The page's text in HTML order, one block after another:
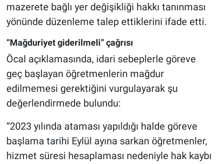
mazerete bağlı yer değişikliği hakkı tanınması
yönünde düzenleme talep ettiklerini ifade etti.
“Mağduriyet giderilmeli” çağrısı
Öcal açıklamasında, idari sebeplerle göreve
geç başlayan öğretmenlerin mağdur
edilmemesi gerektiğini vurgulayarak şu
değerlendirmede bulundu:
“2023 yılında ataması yapıldığı halde göreve
başlama tarihi Eylül ayına sarkan öğretmenler,
hizmet süresi hesaplaması nedeniyle hak kaybı